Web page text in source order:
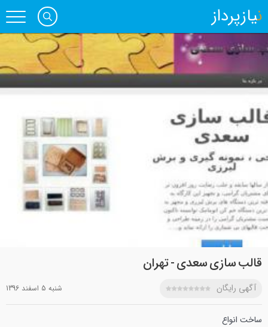
نیازپرداز
قالب سازی سعدی - تهران
آگهی رایگان شنبه 5 اسفند 1396
ساخت انواع